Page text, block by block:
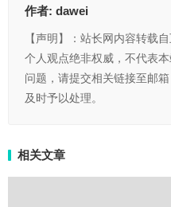
作者: dawei
【声明】：站长网内容转载
个人观点绝非权威，不代表
问题，请提交相关链接至邮
及时予以处理。
相关文章